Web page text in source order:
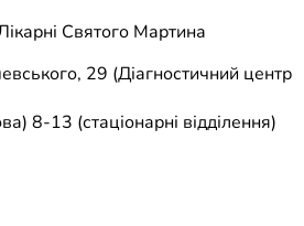
Святого Мартина
29 (Діагностичний центр
8-13 (стаціонарні відділення)